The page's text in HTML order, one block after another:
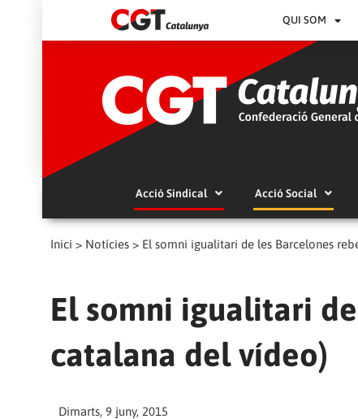
QUI SOM
Acció Sindical Acció Social
Inici > Notícies > El somni igualitari de les Barcelones
El somni igualitari
catalana del vídeo)
Dimarts, 9 juny, 2015